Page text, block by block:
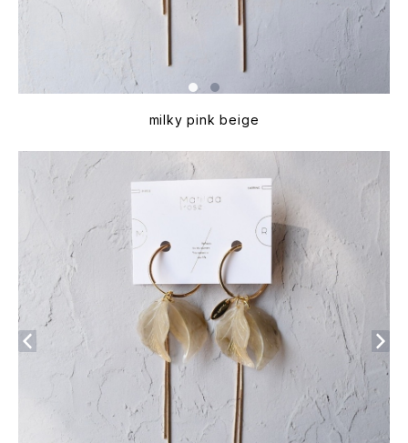
milky pink beige